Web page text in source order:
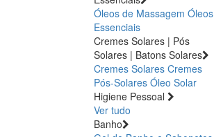
Óleos de Massagem Óleos
Essenciais
Cremes Solares | Pós
Solares | Batons Solares
Cremes Solares Cremes
Pós-Solares Óleo Solar
Higiene Pessoal
Ver tudo
Banho